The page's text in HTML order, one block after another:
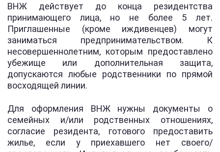
ВНЖ действует до конца резидентства
принимающего лица, но не более 5 лет.
Приглашенные (кроме иждивенцев) могут
заниматься предпринимательством. К
несовершеннолетним, которым предоставлено
убежище или дополнительная защита,
допускаются любые родственники по прямой
восходящей линии.
Для оформления ВНЖ нужны документы о
семейных и/или родственных отношениях,
согласие резидента, готового предоставить
жилье, если у приехавшего нет своего/